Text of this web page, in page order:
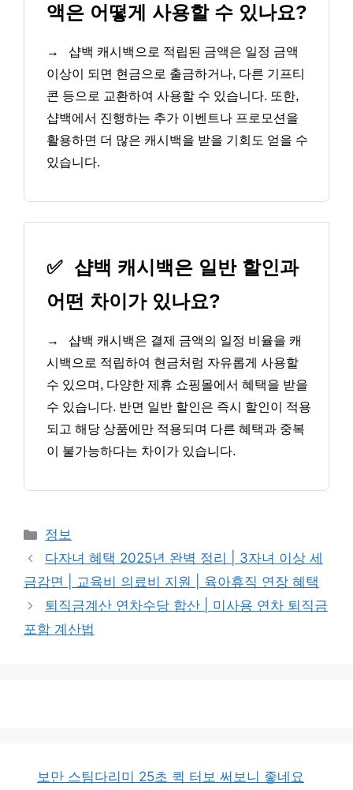
액은 어떻게 사용할 수 있나요?
→
샵백 캐시백으로 적립된 금액은 일정 금액
이상이 되면 현금으로 출금하거나, 다른 기프티
콘 등으로 교환하여 사용할 수 있습니다. 또한,
샵백에서 진행하는 추가 이벤트나 프로모션을
활용하면 더 많은 캐시백을 받을 기회도 얻을 수
있습니다.
✅ 샵백 캐시백은 일반 할인과
어떤 차이가 있나요?
→
샵백 캐시백은 결제 금액의 일정 비율을 캐
시백으로 적립하여 현금처럼 자유롭게 사용할
수 있으며, 다양한 제휴 쇼핑몰에서 혜택을 받을
수 있습니다. 반면 일반 할인은 즉시 할인이 적용
되고 해당 상품에만 적용되며 다른 혜택과 중복
이 불가능하다는 차이가 있습니다.
카
테
리
정보
다자녀 혜택 2025년 완벽 정리 | 3자녀 이상 세
금감면 | 교육비 의료비 지원 | 육아휴직 연장 혜택
퇴직금계산 연차수당 합산 | 미사용 연차 퇴직금
포함 계산법
보만 스팀다리미 25초 퀵 터보 써보니 좋네요